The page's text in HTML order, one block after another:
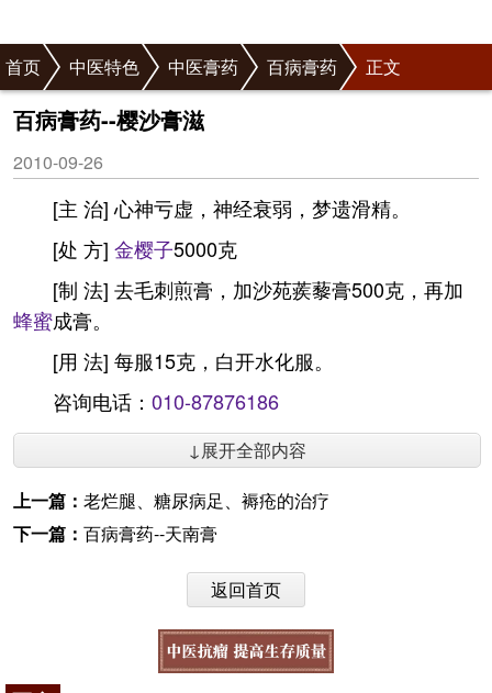
首页 中医特色 中医膏药 百病膏药 正文
百病膏药--樱沙膏滋
2010-09-26
[主 治] 心神亏虚，神经衰弱，梦遗滑精。
[处 方] 金樱子5000克
[制 法] 去毛刺煎膏，加沙苑蒺藜膏500克，再加
蜂蜜成膏。
[用 法] 每服15克，白开水化服。
咨询电话： 010-87876186
↓展开全部内容
上一篇： 老烂腿、糖尿病足、褥疮的治疗
下一篇： 百病膏药--天南膏
返回首页